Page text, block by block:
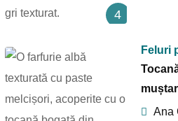
4
Feluri
muștar
Ana